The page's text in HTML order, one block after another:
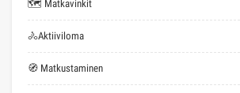
🗺 Matkavinkit
🚴Aktiiviloma
🧭 Matkustaminen